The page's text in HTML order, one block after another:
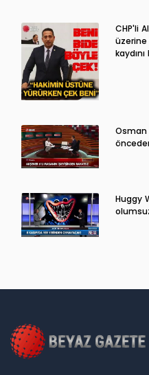
CHP'li
Osman
Huggy